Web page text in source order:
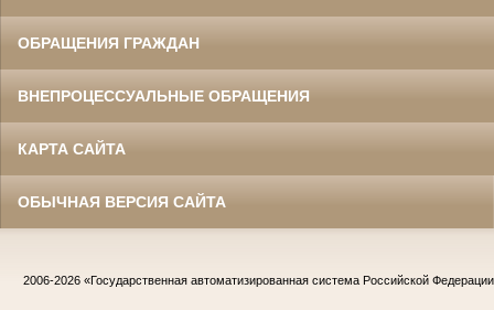
ОБРАЩЕНИЯ ГРАЖДАН
ВНЕПРОЦЕССУАЛЬНЫЕ ОБРАЩЕНИЯ
КАРТА САЙТА
ОБЫЧНАЯ ВЕРСИЯ САЙТА
2006-2026 «Государственная автоматизированная система Российской